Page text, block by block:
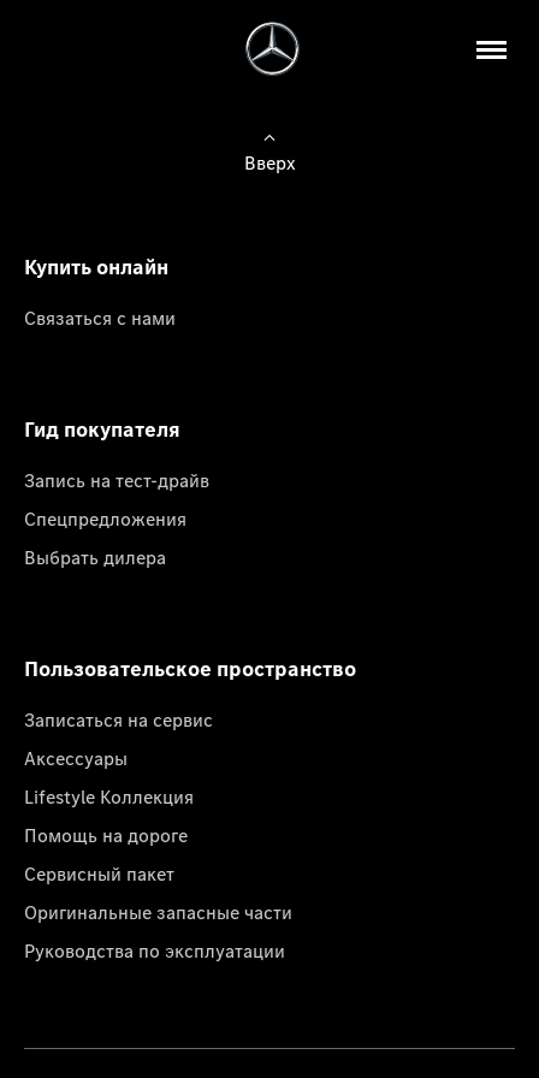
Вверх
Купить онлайн
Связаться с нами
Гид покупателя
Запись на тест-драйв
Спецпредложения
Выбрать дилера
Пользовательское пространство
Записаться на сервис
Аксессуары
Lifestyle Коллекция
Помощь на дороге
Сервисный пакет
Оригинальные запасные части
Руководства по эксплуатации